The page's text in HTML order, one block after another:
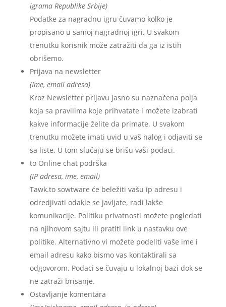
igrama Republike Srbije)
Podatke za nagradnu igru čuvamo kolko je
propisano u samoj nagradnoj igri. U svakom
trenutku korisnik može zatražiti da ga iz istih
obrišemo.
Prijava na newsletter
(Ime, email adresa)
Kroz Newsletter prijavu jasno su naznačena polja
koja sa pravilima koje prihvatate i možete izabrati
kakve informacije želite da primate. U svakom
trenutku možete imati uvid u vaš nalog i odjaviti se
sa liste. U tom slučaju se brišu vaši podaci.
to Online chat podrška
(IP adresa, ime, email)
Tawk.to sowtware će beležiti vašu ip adresu i
odredjivati odakle se javljate, radi lakše
komunikacije. Politiku privatnosti možete pogledati
na njihovom sajtu ili pratiti link u nastavku ove
politike. Alternativno vi možete podeliti vaše ime i
email adresu kako bismo vas kontaktirali sa
odgovorom. Podaci se čuvaju u lokalnoj bazi dok se
ne zatraži brisanje.
Ostavljanje komentara